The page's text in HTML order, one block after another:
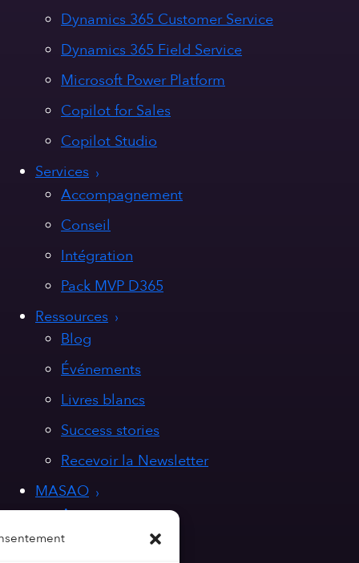
Dynamics 365 Customer Service
Dynamics 365 Field Service
Microsoft Power Platform
Copilot for Sales
Copilot Studio
Services
Accompagnement
Conseil
Intégration
Pack MVP D365
Ressources
Blog
Événements
Livres blancs
Success stories
Recevoir la Newsletter
MASAO
A propos
Nos valeurs